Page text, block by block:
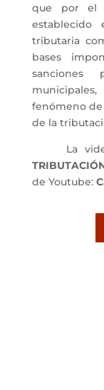
que por
establecido
tributaria
bases
sanciones
fenómeno
de la
La
de Youtube: